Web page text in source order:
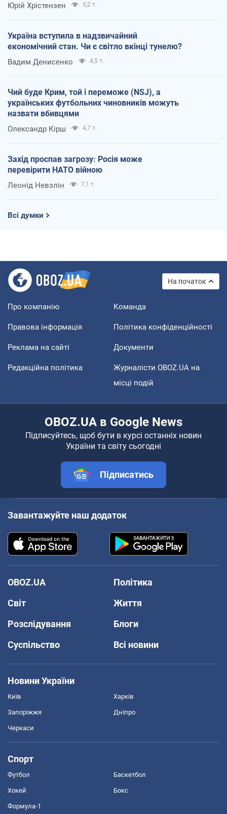
Юрій Хрістензен 5,2 т.
Україна вступила в надзвичайний
економічний стан. Чи є світло вкінці тунелю?
Вадим Денисенко 4,5 т.
Чий буде Крим, той і переможе (NSJ), а
українських футбольних чиновників можуть
назвати вбивцями
Олександр Кірш 4,7 т.
Захід проспав загрозу: Росія може
перевірити НАТО війною
Леонід Невзлін 7,1 т.
Всі думки
На початок
Про компанію Команда
Правова інформація Політика конфіденційності
Реклама на сайті Документи
Редакційна політика
Журналісти OBOZ.UA на
місці подій
OBOZ.UA в Google News
Підписуйтесь, щоб бути в курсі останніх новин
України та світу сьогодні
Підписатись
Завантажуйте наш додаток
OBOZ.UA
Політика
Світ
Життя
Розслідування
Блоги
Суспільство
Всі новини
Новини України
Київ Харків
Запоріжжя Дніпро
Черкаси
Спорт
Футбол Баскетбол
Хокей Бокс
Формула-1